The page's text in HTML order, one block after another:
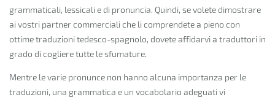
grammaticali, lessicali e di pronuncia. Quindi, se volete dimostrare
ai vostri partner commerciali che li comprendete a pieno con
ottime traduzioni tedesco-spagnolo, dovete affidarvi a traduttori in
grado di cogliere tutte le sfumature.
Mentre le varie pronunce non hanno alcuna importanza per le
traduzioni, una grammatica e un vocabolario adeguati vi